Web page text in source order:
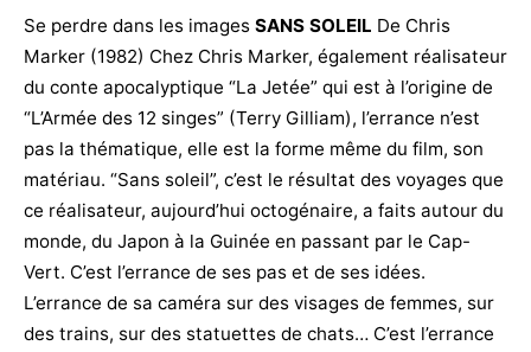
Se perdre dans les images SANS SOLEIL De Chris
Marker (1982) Chez Chris Marker, également réalisateur
du conte apocalyptique “La Jetée” qui est à l’origine de
“L’Armée des 12 singes” (Terry Gilliam), l’errance n’est
pas la thématique, elle est la forme même du film, son
matériau. “Sans soleil”, c’est le résultat des voyages que
ce réalisateur, aujourd’hui octogénaire, a faits autour du
monde, du Japon à la Guinée en passant par le Cap-
Vert. C’est l’errance de ses pas et de ses idées.
L’errance de sa caméra sur des visages de femmes, sur
des trains, sur des statuettes de chats… C’est l’errance